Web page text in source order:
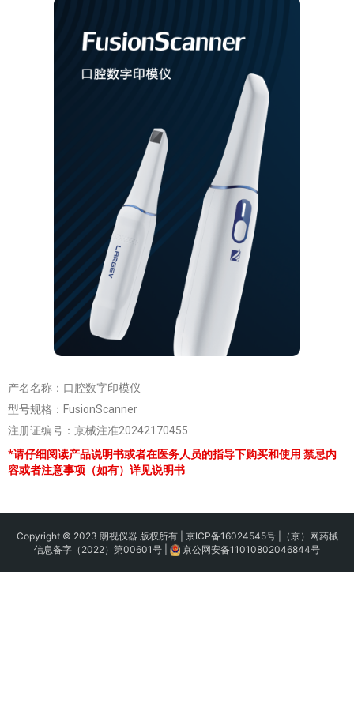
产名名称：口腔数字印模仪
型号规格：FusionScanner
注册证编号：京械注准20242170455
*请仔细阅读产品说明书或者在医务人员的指导下购买和使用 禁忌内
容或者注意事项（如有）详见说明书
Copyright © 2023 朗视仪器 版权所有 | 京ICP备16024545号|（京）网药械
信息备字（2022）第00601号 |
京公网安备11010802046844号